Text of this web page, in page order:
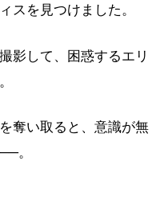
スを見つけました。
影して、困惑するエリ
奪い取ると、意識が無
。